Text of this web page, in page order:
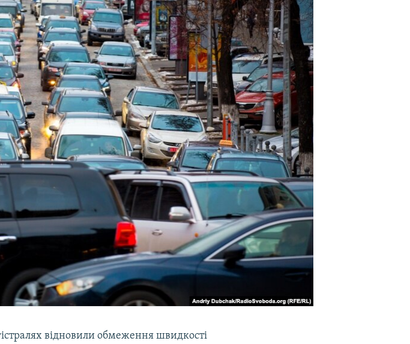
відновили обмеження швидкості